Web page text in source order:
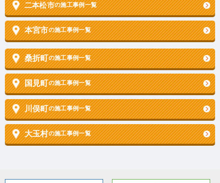
二本松市の施工事例一覧
本宮市の施工事例一覧
桑折町の施工事例一覧
国見町の施工事例一覧
川俣町の施工事例一覧
大玉村の施工事例一覧